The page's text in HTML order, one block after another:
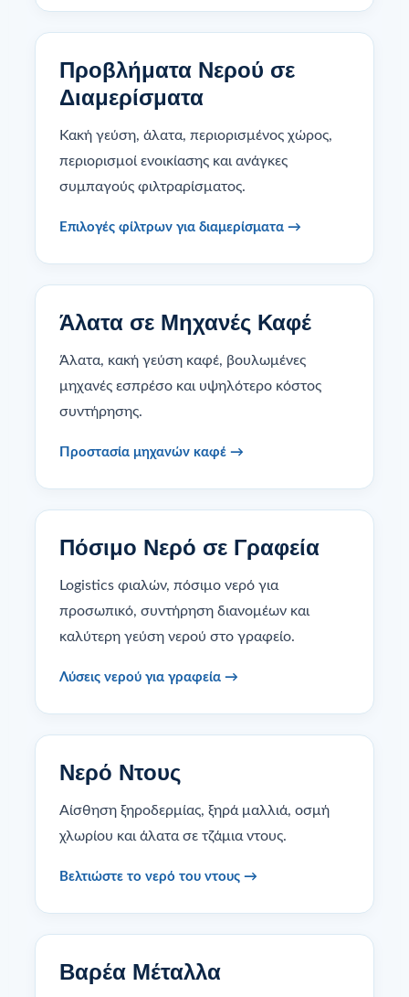
Προβλήματα Νερού σε
Διαμερίσματα
Κακή γεύση, άλατα, περιορισμένος χώρος,
περιορισμοί ενοικίασης και ανάγκες
συμπαγούς φιλτραρίσματος.
Επιλογές φίλτρων για διαμερίσματα →
Άλατα σε Μηχανές Καφέ
Άλατα, κακή γεύση καφέ, βουλωμένες
μηχανές εσπρέσο και υψηλότερο κόστος
συντήρησης.
Προστασία μηχανών καφέ →
Πόσιμο Νερό σε Γραφεία
Logistics φιαλών, πόσιμο νερό για
προσωπικό, συντήρηση διανομέων και
καλύτερη γεύση νερού στο γραφείο.
Λύσεις νερού για γραφεία →
Νερό Ντους
Αίσθηση ξηροδερμίας, ξηρά μαλλιά, οσμή
χλωρίου και άλατα σε τζάμια ντους.
Βελτιώστε το νερό του ντους →
Βαρέα Μέταλλα